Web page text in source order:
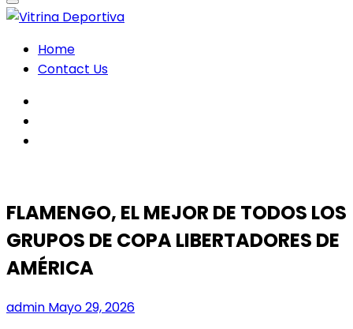
Home
Contact Us
FLAMENGO, EL MEJOR DE TODOS LOS
GRUPOS DE COPA LIBERTADORES DE
AMÉRICA
admin Mayo 29, 2026